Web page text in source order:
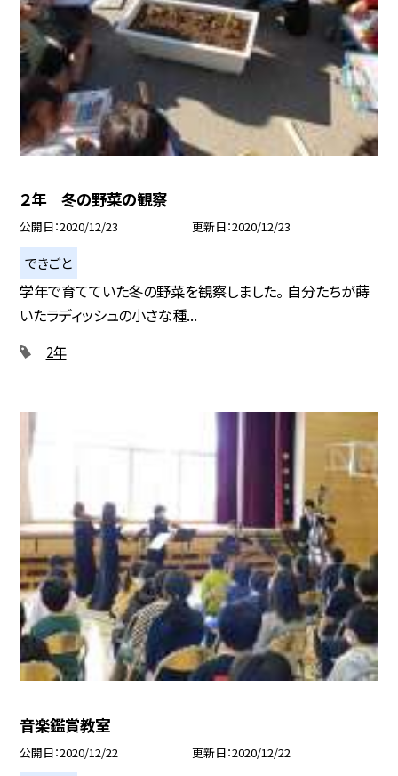
２年 冬の野菜の観察
公開日 2020/12/23 更新日 2020/12/23
できごと
学年で育てていた冬の野菜を観察しました。 自分たちが蒔
いたラディッシュの小さな種...
2年
音楽鑑賞教室
公開日 2020/12/22 更新日 2020/12/22